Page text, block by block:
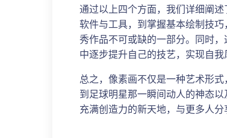
通过以上四个方面，我们详细阐
软件与工具，到掌握基本绘制技
秀作品不可或缺的一部分。同时
中逐步提升自己的技艺，实现自我
总之，像素画不仅是一种艺术形
到足球明星那一瞬间动人的神态
充满创造力的新天地，与更多人分